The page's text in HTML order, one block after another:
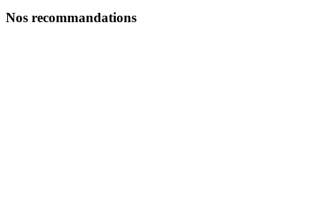
Nos recommandations